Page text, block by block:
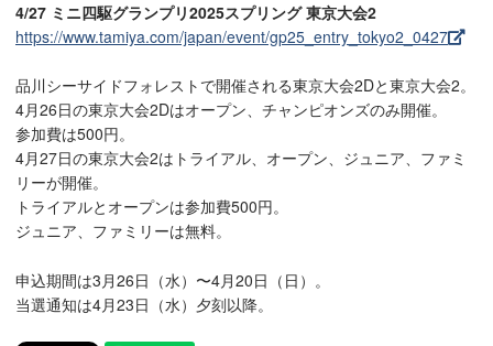
4/27 ミニ四駆グランプリ2025スプリング 東京大会2
https://www.tamiya.com/japan/event/gp25_entry_tokyo2_0427
品川シーサイドフォレストで開催される東京大会2Dと東京大会2。
4月26日の東京大会2Dはオープン、チャンピオンズのみ開催。
参加費は500円。
4月27日の東京大会2はトライアル、オープン、ジュニア、ファミ
リーが開催。
トライアルとオープンは参加費500円。
ジュニア、ファミリーは無料。
申込期間は3月26日（水）〜4月20日（日）。
当選通知は4月23日（水）夕刻以降。